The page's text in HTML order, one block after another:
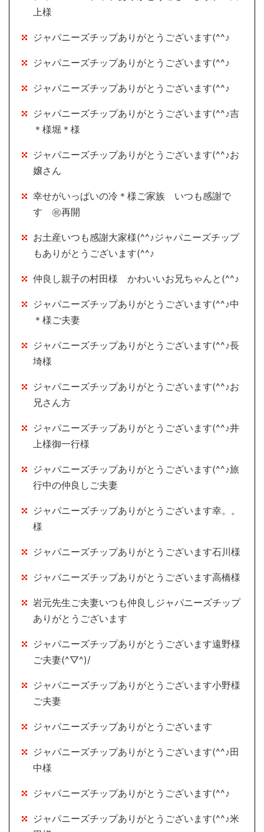
上様
ジャパニーズチップありがとうございます(^^♪
ジャパニーズチップありがとうございます(^^♪
ジャパニーズチップありがとうございます(^^♪
ジャパニーズチップありがとうございます(^^♪吉
＊様堀＊様
ジャパニーズチップありがとうございます(^^♪お
嬢さん
幸せがいっぱいの冷＊様ご家族 いつも感謝で
す ㊗再開
お土産いつも感謝大家様(^^♪ジャパニーズチップ
もありがとうございます(^^♪
仲良し親子の村田様 かわいいお兄ちゃんと(^^♪
ジャパニーズチップありがとうございます(^^♪中
＊様ご夫妻
ジャパニーズチップありがとうございます(^^♪長
埼様
ジャパニーズチップありがとうございます(^^♪お
兄さん方
ジャパニーズチップありがとうございます(^^♪井
上様御一行様
ジャパニーズチップありがとうございます(^^♪旅
行中の仲良しご夫妻
ジャパニーズチップありがとうございます幸。。
様
ジャパニーズチップありがとうございます石川様
ジャパニーズチップありがとうございます高橋様
岩元先生ご夫妻いつも仲良しジャパニーズチップ
ありがとうございます
ジャパニーズチップありがとうございます遠野様
ご夫妻(^▽^)/
ジャパニーズチップありがとうございます小野様
ご夫妻
ジャパニーズチップありがとうございます
ジャパニーズチップありがとうございます(^^♪田
中様
ジャパニーズチップありがとうございます(^^♪
ジャパニーズチップありがとうございます(^^♪米